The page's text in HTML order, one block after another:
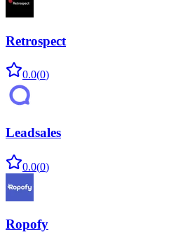
Retrospect
0.0(0)
Leadsales
0.0(0)
Ropofy